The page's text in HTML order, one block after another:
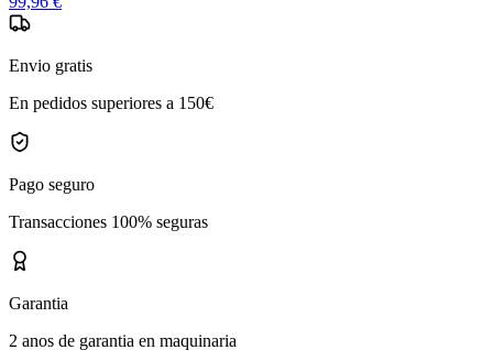
Envio gratis
En pedidos superiores a 150€
Pago seguro
Transacciones 100% seguras
Garantia
2 anos de garantia en maquinaria